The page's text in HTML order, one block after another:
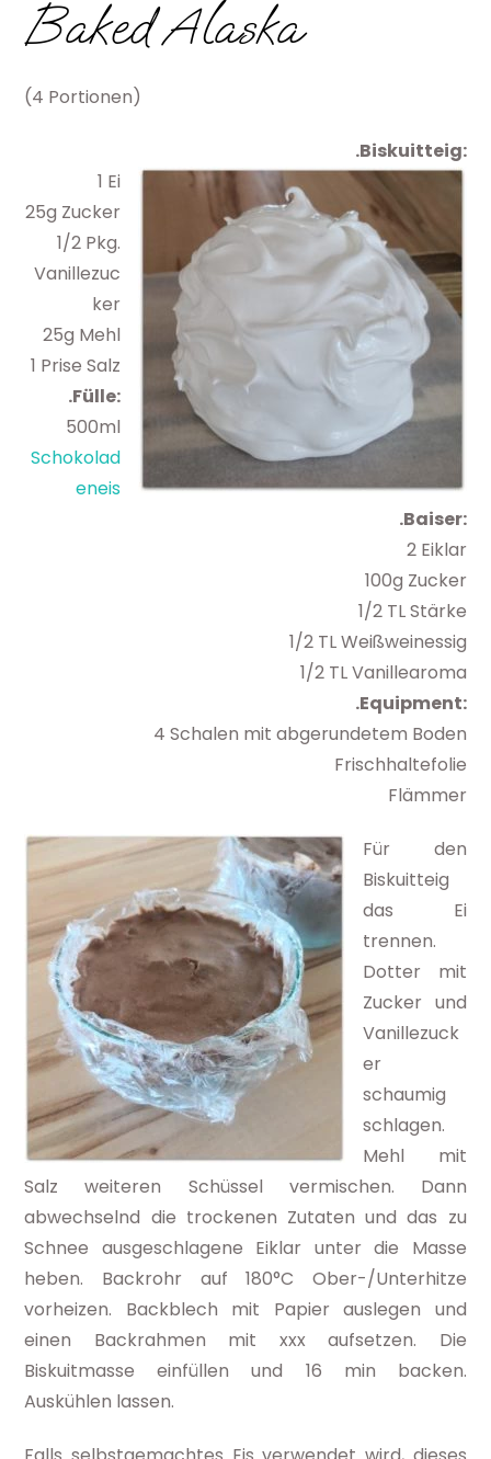
Baked Alaska
(4 Portionen)
.Biskuitteig:
1 Ei
25g Zucker
1/2 Pkg.
Vanillezuc
ker
25g Mehl
1 Prise Salz
.Fülle:
500ml
Schokolad
eneis
.Baiser:
2 Eiklar
100g Zucker
1/2 TL Stärke
1/2 TL Weißweinessig
1/2 TL Vanillearoma
.Equipment:
4 Schalen mit abgerundetem Boden
Frischhaltefolie
Flämmer
Für den
Biskuitteig
das Ei
trennen.
Dotter mit
Zucker und
Vanillezuck
er
schaumig
schlagen.
Mehl mit
Salz weiteren Schüssel vermischen. Dann
abwechselnd die trockenen Zutaten und das zu
Schnee ausgeschlagene Eiklar unter die Masse
heben. Backrohr auf 180°C Ober-/Unterhitze
vorheizen. Backblech mit Papier auslegen und
einen Backrahmen mit xxx aufsetzen. Die
Biskuitmasse einfüllen und 16 min backen.
Auskühlen lassen.